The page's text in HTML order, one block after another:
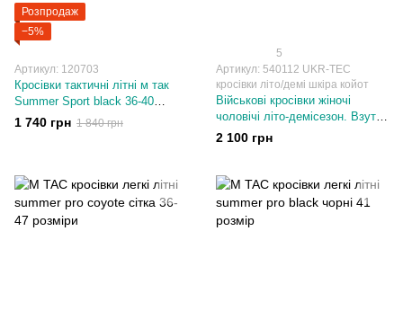
Розпродаж
−5%
Артикул: 120703
Кросівки тактичні літні м так
Summer Sport black 36-40
розміри
1 740 грн 1 840 грн
5
Артикул: 540112 UKR-TEC
кросівки літо/демі шкіра койот
Військові кросівки жіночі
чоловічі літо-демісезон. Взуття
військторг 40 розмір
2 100 грн